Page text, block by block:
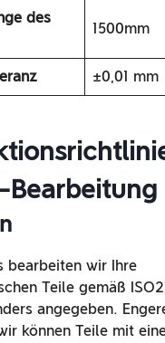
des
1500mm
±0,01 mm
Bearbeitung
bearbeiten wir Ihre
Teile gemäß
angegeben.
können Teile mit